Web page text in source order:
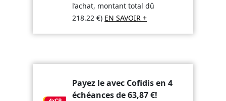
l’achat, montant total dû
218.22€) EN SAVOIR +
Payez le avec Cofidis en 4
échéances de63,87€!